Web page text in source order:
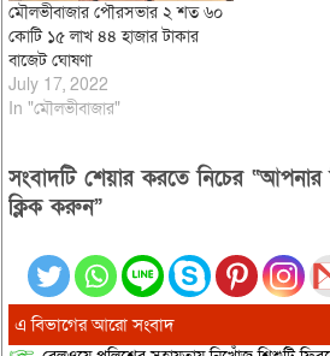
মৌলভীবাজার পৌরসভার ২ শত ৬০
কোটি ১৫ লাখ ৪৪ হাজার টাকার
বাজেট ঘোষণা
July 17, 2022
In "মৌলভীবাজার"
সংবাদটি শেয়ার করতে নিচের “আপনার
ক্লিক করুন”
এ বিভাগের আরো সংবাদ